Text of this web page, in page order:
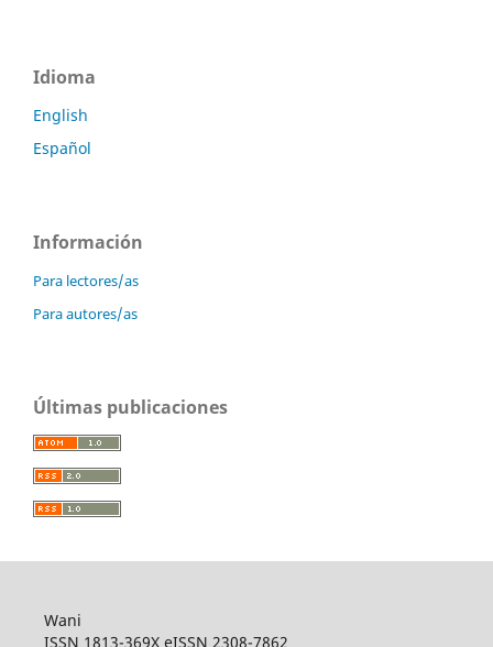
Idioma
English
Español
Información
Para lectores/as
Para autores/as
Últimas publicaciones
Wani
ISSN 1813-369X eISSN 2308-7862